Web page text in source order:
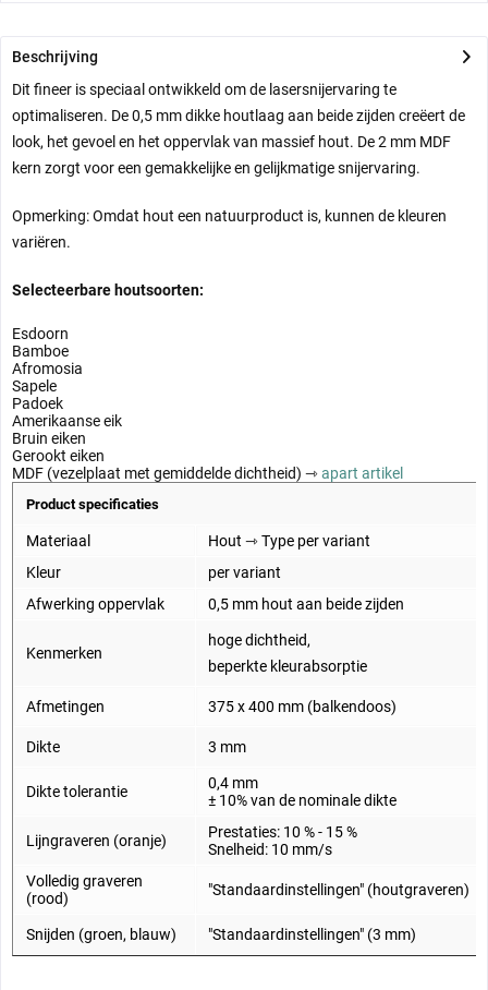
Beschrijving
Dit fineer is speciaal ontwikkeld om de lasersnijervaring te
optimaliseren. De 0,5 mm dikke houtlaag aan beide zijden creëert de
look, het gevoel en het oppervlak van massief hout. De 2 mm MDF
kern zorgt voor een gemakkelijke en gelijkmatige snijervaring.
Opmerking: Omdat hout een natuurproduct is, kunnen de kleuren
variëren.
Selecteerbare houtsoorten:
Esdoorn
Bamboe
Afromosia
Sapele
Padoek
Amerikaanse eik
Bruin eiken
Gerookt eiken
MDF (vezelplaat met gemiddelde dichtheid) ⇾apart artikel
Product specificaties
Materiaal
Hout ⇾ Type per variant
Kleur
per variant
Afwerking oppervlak
0,5 mm hout aan beide zijden
Kenmerken
hoge dichtheid,
beperkte kleurabsorptie
Afmetingen 375 x 400 mm (balkendoos)
Dikte 3 mm
Dikte tolerantie
0,4 mm
± 10% van de nominale dikte
Lijngraveren (oranje)
Prestaties: 10 % - 15 %
Snelheid: 10 mm/s
Volledig graveren
(rood)
"Standaardinstellingen" (houtgraveren)
Snijden (groen, blauw) "Standaardinstellingen" (3 mm)